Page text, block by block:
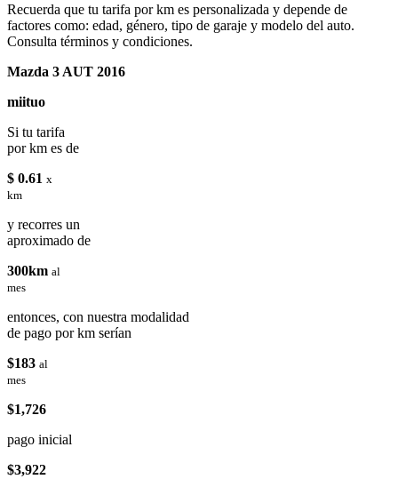
Recuerda que tu tarifa por km es personalizada y depende de
factores como: edad, género, tipo de garaje y modelo del auto.
Consulta términos y condiciones.
Mazda 3 AUT 2016
miituo
Si tu tarifa
por km es de
$ 0.61 x
km
y recorres un
aproximado de
300km al
mes
entonces, con nuestra modalidad
de pago por km serían
$183 al
mes
$1,726
pago inicial
$3,922